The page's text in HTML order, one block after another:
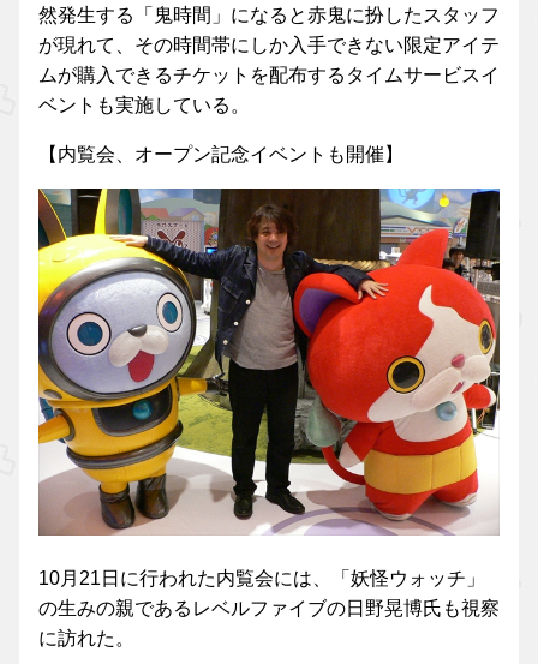
然発生する「鬼時間」になると赤鬼に扮したスタッフ
が現れて、その時間帯にしか入手できない限定アイテ
ムが購入できるチケットを配布するタイムサービスイ
ベントも実施している。
【内覧会、オープン記念イベントも開催】
10月21日に行われた内覧会には、「妖怪ウォッチ」
の生みの親であるレベルファイブの日野晃博氏も視察
に訪れた。